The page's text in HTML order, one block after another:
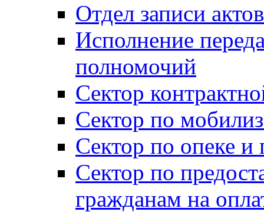
Отдел записи
Исполнение
полномочий
Сектор
Сектор по
Сектор по опеке и
Сектор по
гражданам на